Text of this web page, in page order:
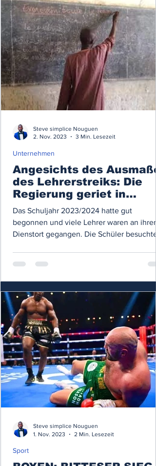
Angesichts des
des Lehrerstreiks: Die
Regierung geriet in
Verlegenheit
Das Schuljahr 2023/2024 hatte gut
begonnen und viele Lehrer waren an ihren
Dienstort gegangen. Die Schüler
Unternehmen
Steve simplice Nouguen
2. Nov. 2023
3 Min. Lesezeit
Sport
Steve simplice Nouguen
1. Nov. 2023
2 Min. Lesezeit